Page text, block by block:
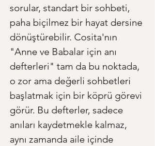
sorular, standart bir sohbeti,
paha biçilmez bir hayat dersine
dönüştürebilir. Cosita'nın
"Anne ve Babalar için anı
defterleri" tam da bu noktada,
o zor ama değerli sohbetleri
başlatmak için bir köprü görevi
görür. Bu defterler, sadece
anıları kaydetmekle kalmaz,
aynı zamanda aile içinde